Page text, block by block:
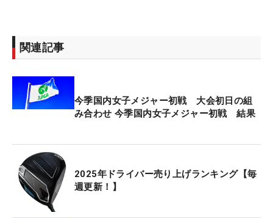
関連記事
今季国内女子メジャー初戦 大会初日の組
み合わせ 今季国内女子メジャー初戦 結果
2025年ドライバー売り上げランキング【毎
週更新！】